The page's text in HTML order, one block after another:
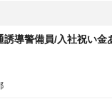
誘導警備員/入社祝い金